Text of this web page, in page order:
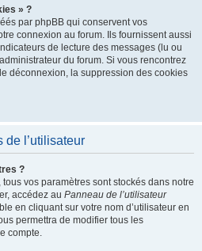
» ?
par phpBB qui conservent vos
connexion au forum. Ils fournissent aussi
de lecture des messages (lu ou
du forum. Si vous rencontrez
déconnexion, la suppression des cookies
de l’utilisateur
?
vos paramètres sont stockés dans notre
accédez au Panneau de l’utilisateur
en cliquant sur votre nom d’utilisateur en
permettra de modifier tous les
compte.